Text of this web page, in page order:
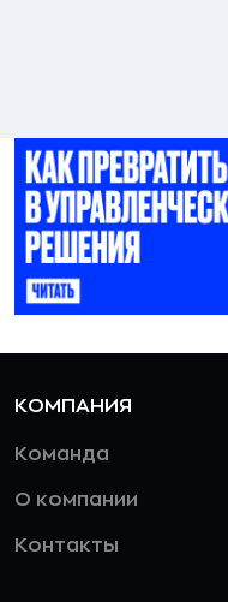
КОМПАНИЯ
Команда
О компании
Контакты